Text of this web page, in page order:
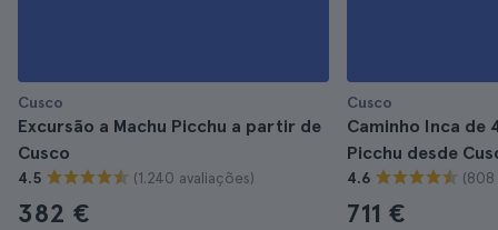
Cusco
Excursão a Machu Picchu a partir de
Cusco
4.5 (1.240 avaliações)
382 €
Cusco
Caminho Inca de
Picchu desde
4.6 (808
711 €